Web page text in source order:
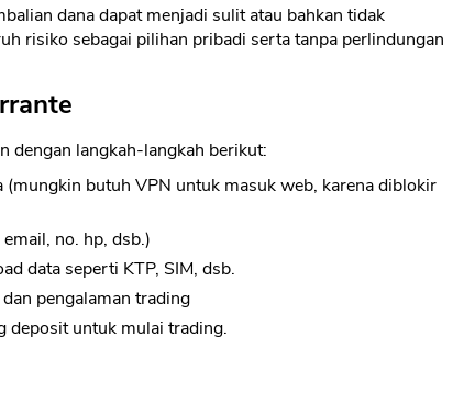
dana dapat menjadi sulit atau bahkan tidak
risiko sebagai pilihan pribadi serta tanpa perlindungan
dengan langkah-langkah berikut:
(mungkin butuh VPN untuk masuk web, karena diblokir
no. hp, dsb.)
data seperti KTP, SIM, dsb.
pengalaman trading
deposit untuk mulai trading.